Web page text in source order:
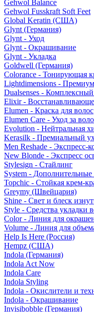
Gehwol Balance
Gehwol Fusskraft Soft Feet
Global Keratin (США)
Glynt (Германия)
Glynt - Уход
Glynt - Окрашивание
Glynt - Укладка
Goldwell (Германия)
Colorance - Тонирующая
Lightdimensions -
Dualsenses -
Elixir -
Elumen - Краска для волос
Elumen Care - Уход за
Evolution - Нейтральная
Kerasilk - Премиальный
Men Reshade - Экспресс-
New Blonde - Экспресс
Stylesign - Стайлинг
System -
Topchic - Стойкая крем-
Greymy (Швейцария)
Shine - Свет и блеск
Style - Средства укладки
Color - Линия для
Volume - Линия для
Help Is Here (Россия)
Hempz (США)
Indola (Германия)
Indola Act Now
Indola Care
Indola Styling
Indola - Окислители и
Indola - Окрашивание
Invisibobble (Германия)